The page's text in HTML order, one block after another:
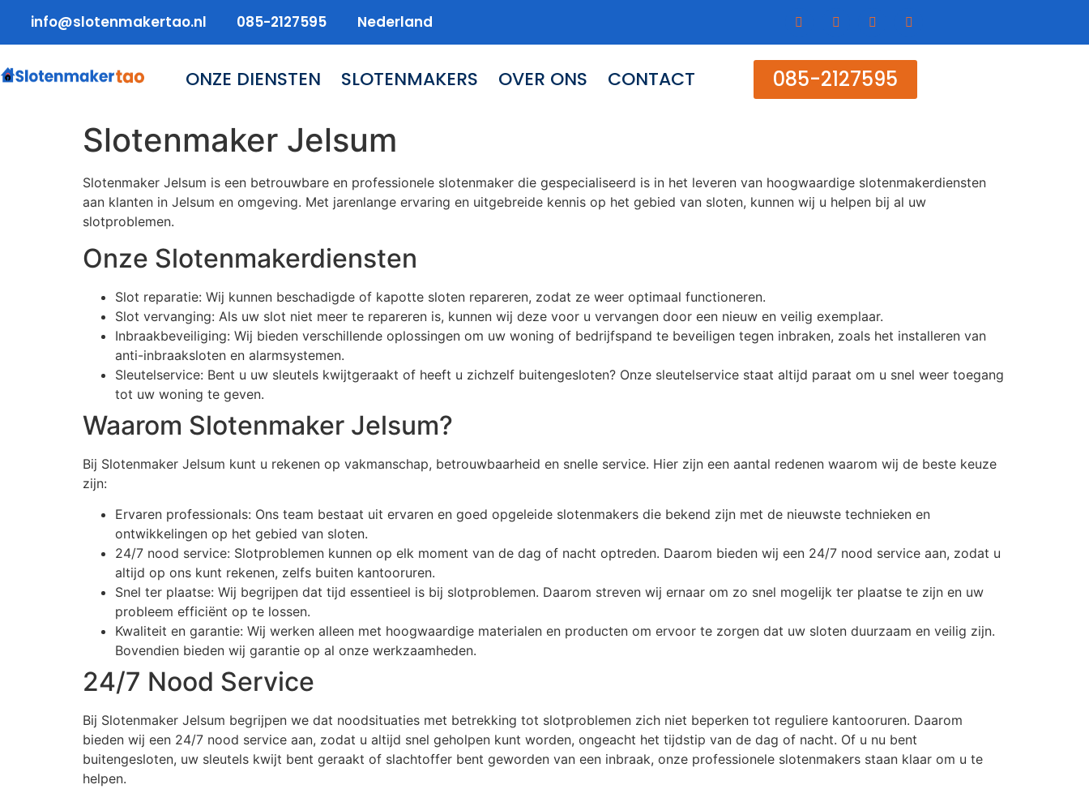
info@slotenmakertao.nl 085-2127595 Nederland
ONZE DIENSTEN SLOTENMAKERS OVER ONS CONTACT 085-2127595
Slotenmaker Jelsum
Slotenmaker Jelsum is een betrouwbare en professionele slotenmaker die gespecialiseerd is in het leveren van hoogwaardige slotenmakerdiensten
aan klanten in Jelsum en omgeving. Met jarenlange ervaring en uitgebreide kennis op het gebied van sloten, kunnen wij u helpen bij al uw
slotproblemen.
Onze Slotenmakerdiensten
Slot reparatie: Wij kunnen beschadigde of kapotte sloten repareren, zodat ze weer optimaal functioneren.
Slot vervanging: Als uw slot niet meer te repareren is, kunnen wij deze voor u vervangen door een nieuw en veilig exemplaar.
Inbraakbeveiliging: Wij bieden verschillende oplossingen om uw woning of bedrijfspand te beveiligen tegen inbraken, zoals het installeren van
anti-inbraaksloten en alarmsystemen.
Sleutelservice: Bent u uw sleutels kwijtgeraakt of heeft u zichzelf buitengesloten? Onze sleutelservice staat altijd paraat om u snel weer toegang
tot uw woning te geven.
Waarom Slotenmaker Jelsum?
Bij Slotenmaker Jelsum kunt u rekenen op vakmanschap, betrouwbaarheid en snelle service. Hier zijn een aantal redenen waarom wij de beste keuze
zijn:
Ervaren professionals: Ons team bestaat uit ervaren en goed opgeleide slotenmakers die bekend zijn met de nieuwste technieken en
ontwikkelingen op het gebied van sloten.
24/7 nood service: Slotproblemen kunnen op elk moment van de dag of nacht optreden. Daarom bieden wij een 24/7 nood service aan, zodat u
altijd op ons kunt rekenen, zelfs buiten kantooruren.
Snel ter plaatse: Wij begrijpen dat tijd essentieel is bij slotproblemen. Daarom streven wij ernaar om zo snel mogelijk ter plaatse te zijn en uw
probleem efficiënt op te lossen.
Kwaliteit en garantie: Wij werken alleen met hoogwaardige materialen en producten om ervoor te zorgen dat uw sloten duurzaam en veilig zijn.
Bovendien bieden wij garantie op al onze werkzaamheden.
24/7 Nood Service
Bij Slotenmaker Jelsum begrijpen we dat noodsituaties met betrekking tot slotproblemen zich niet beperken tot reguliere kantooruren. Daarom
bieden wij een 24/7 nood service aan, zodat u altijd snel geholpen kunt worden, ongeacht het tijdstip van de dag of nacht. Of u nu bent
buitengesloten, uw sleutels kwijt bent geraakt of slachtoffer bent geworden van een inbraak, onze professionele slotenmakers staan klaar om u te
helpen.